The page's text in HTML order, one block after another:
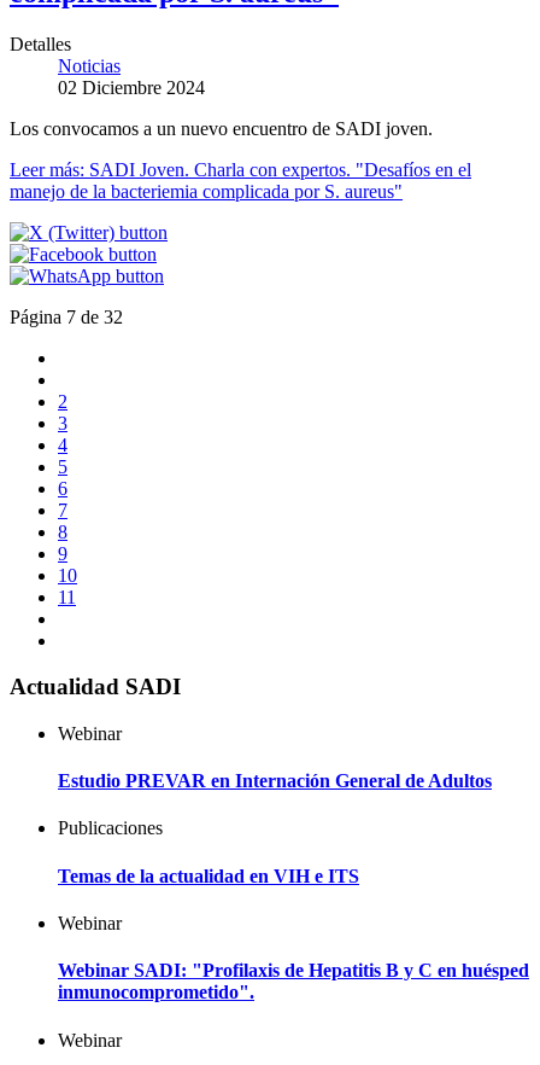
Detalles
Noticias
02 Diciembre 2024
Los convocamos a un nuevo encuentro de SADI joven.
Leer más: SADI Joven. Charla con expertos. "Desafíos en el
manejo de la bacteriemia complicada por S. aureus"
Página 7 de 32
2
3
4
5
6
7
8
9
10
11
Actualidad SADI
Webinar
Estudio PREVAR en Internación General de Adultos
Publicaciones
Temas de la actualidad en VIH e ITS
Webinar
Webinar SADI: "Profilaxis de Hepatitis B y C en huésped
inmunocomprometido".
Webinar